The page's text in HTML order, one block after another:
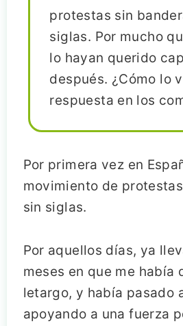
protestas sin
siglas. Por mucho
lo hayan querido
después. ¿Cómo lo
respuesta en los
Por primera vez en
movimiento de
sin siglas.
Por aquellos días, ya
meses en que me había
letargo, y había pasado
apoyando a una fuerza